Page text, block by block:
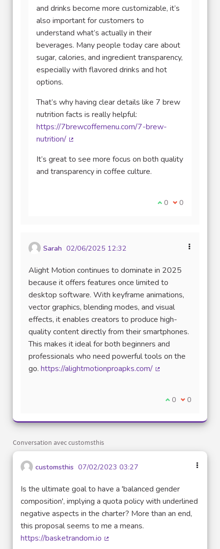
and drinks become more customizable, it’s
also important for customers to
understand what’s actually in their
beverages. Many people today care about
sugar, calories, and ingredient transparency,
especially with flavored drinks and hot
options.
That’s why having clear details like 7 brew
nutrition facts is really helpful:
https://7brewcoffemenu.com/7-brew-
nutrition/
It’s great to see more focus on both quality
and transparency in coffee culture.
Je suis d'accord
0 Je ne suis
0
Sarah 02/06/2025 12:32
Alight Motion continues to dominate in 2025
because it offers features once limited to
desktop software. With keyframe animations,
vector graphics, blending modes, and visual
effects, it enables creators to produce high-
quality content directly from their smartphones.
This makes it ideal for both beginners and
professionals who need powerful tools on the
go. https://alightmotionproapks.com/
Je suis d'accord
0 Je ne suis
0
Conversation avec customsthis
customsthis 07/02/2023 03:27
Is the ultimate goal to have a 'balanced gender
composition', implying a quota policy with underlined
negative aspects in the charter? More than an end,
this proposal seems to me a means.
https://basketrandom.io